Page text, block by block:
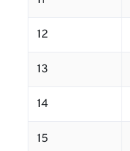
12
13
14
15